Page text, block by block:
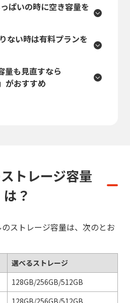
ぱいの時に空き容量を
ない時は有料プランを
量も見直すなら
がおすすめ
トレージ容量
は？
ストレージ容量は、次のとお
選べるストレージ
128GB/256GB/512GB
128GB/256GB/512GB